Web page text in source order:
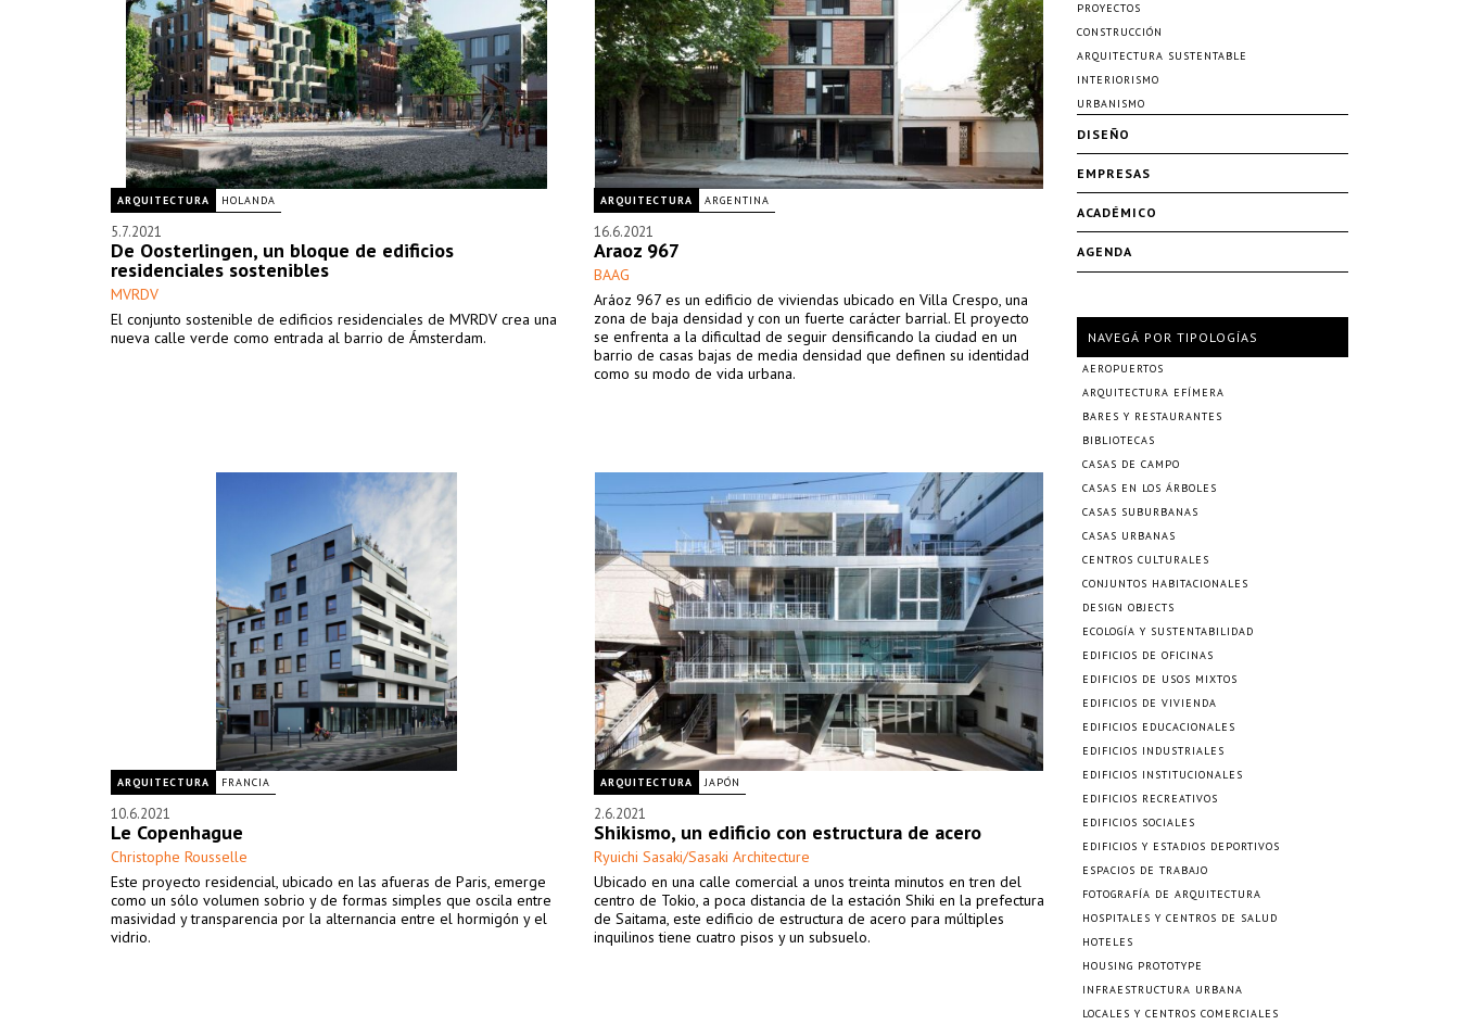
ARQUITECTURA HOLANDA
5.7.2021
De Oosterlingen, un bloque de edificios
residenciales sostenibles
MVRDV
El conjunto sostenible de edificios residenciales de MVRDV crea una
nueva calle verde como entrada al barrio de Ámsterdam.
ARQUITECTURA ARGENTINA
16.6.2021
Araoz 967
BAAG
Aráoz 967 es un edificio de viviendas ubicado en Villa Crespo, una
zona de baja densidad y con un fuerte carácter barrial. El proyecto
se enfrenta a la dificultad de seguir densificando la ciudad en un
barrio de casas bajas de media densidad que definen su identidad
como su modo de vida urbana.
ARQUITECTURA FRANCIA
10.6.2021
Le Copenhague
Christophe Rousselle
Este proyecto residencial, ubicado en las afueras de Paris, emerge
como un sólo volumen sobrio y de formas simples que oscila entre
masividad y transparencia por la alternancia entre el hormigón y el
vidrio.
ARQUITECTURA JAPÓN
2.6.2021
Shikismo, un edificio con estructura de acero
Ryuichi Sasaki/Sasaki Architecture
Ubicado en una calle comercial a unos treinta minutos en tren del
centro de Tokio, a poca distancia de la estación Shiki en la prefectura
de Saitama, este edificio de estructura de acero para múltiples
inquilinos tiene cuatro pisos y un subsuelo.
PROYECTOS
CONSTRUCCIÓN
ARQUITECTURA SUSTENTABLE
INTERIORISMO
URBANISMO
DISEÑO
EMPRESAS
ACADÉMICO
AGENDA
NAVEGÁ POR TIPOLOGÍAS
AEROPUERTOS
ARQUITECTURA EFÍMERA
BARES Y RESTAURANTES
BIBLIOTECAS
CASAS DE CAMPO
CASAS EN LOS ÁRBOLES
CASAS SUBURBANAS
CASAS URBANAS
CENTROS CULTURALES
CONJUNTOS HABITACIONALES
DESIGN OBJECTS
ECOLOGÍA Y SUSTENTABILIDAD
EDIFICIOS DE OFICINAS
EDIFICIOS DE USOS MIXTOS
EDIFICIOS DE VIVIENDA
EDIFICIOS EDUCACIONALES
EDIFICIOS INDUSTRIALES
EDIFICIOS INSTITUCIONALES
EDIFICIOS RECREATIVOS
EDIFICIOS SOCIALES
EDIFICIOS Y ESTADIOS DEPORTIVOS
ESPACIOS DE TRABAJO
FOTOGRAFÍA DE ARQUITECTURA
HOSPITALES Y CENTROS DE SALUD
HOTELES
HOUSING PROTOTYPE
INFRAESTRUCTURA URBANA
LOCALES Y CENTROS COMERCIALES